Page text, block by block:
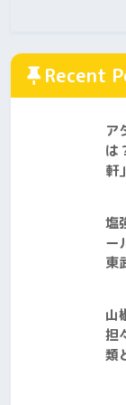
Recent
ア
は
軒」
塩
ー
東
山
担
類